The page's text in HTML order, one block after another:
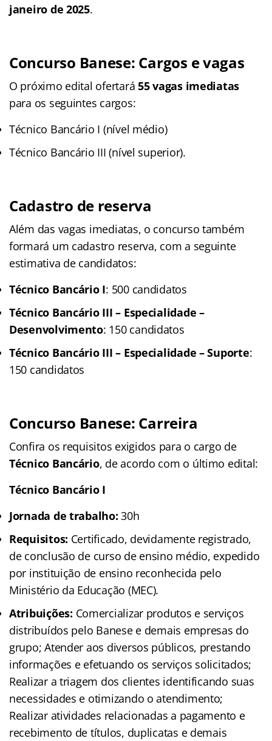
janeiro de 2025.
Concurso Banese: Cargos e vagas
O próximo edital ofertará 55 vagas imediatas
para os seguintes cargos:
Técnico Bancário I (nível médio)
Técnico Bancário III (nível superior).
Cadastro de reserva
Além das vagas imediatas, o concurso também
formará um cadastro reserva, com a seguinte
estimativa de candidatos:
Técnico Bancário I: 500 candidatos
Técnico Bancário III – Especialidade –
Desenvolvimento: 150 candidatos
Técnico Bancário III – Especialidade – Suporte:
150 candidatos
Concurso Banese: Carreira
Confira os requisitos exigidos para o cargo de
Técnico Bancário, de acordo com o último edital:
Técnico Bancário I
Jornada de trabalho: 30h
Requisitos: Certificado, devidamente registrado,
de conclusão de curso de ensino médio, expedido
por instituição de ensino reconhecida pelo
Ministério da Educação (MEC).
Atribuições: Comercializar produtos e serviços
distribuídos pelo Banese e demais empresas do
grupo; Atender aos diversos públicos, prestando
informações e efetuando os serviços solicitados;
Realizar a triagem dos clientes identificando suas
necessidades e otimizando o atendimento;
Realizar atividades relacionadas a pagamento e
recebimento de títulos, duplicatas e demais